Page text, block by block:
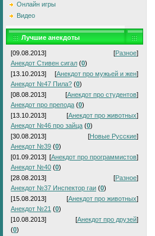
Онлайн игры
Видео
Лучшие анекдоты
[09.08.2013] [Разное]
Анекдот Стивен сигал (0)
[13.10.2013]
[Анекдот про мужьей и жен]
Анекдот №47 Пила? (0)
[08.08.2013]
[Анекдот про студентов]
Анекдот про препода (0)
[13.10.2013]
[Анекдот про животных]
Анекдот №46 про зайца (0)
[30.08.2013]
[Новые Русские]
Анекдот №39 (0)
[01.09.2013] [Анекдот про программистов]
Анекдот №40 (0)
[28.08.2013]
[Разное]
Анекдот №37 Инспектор гаи (0)
[15.08.2013]
[Анекдот про животных]
Анекдот №21 (0)
[10.08.2013]
[Анекдот про друзей]
(0)